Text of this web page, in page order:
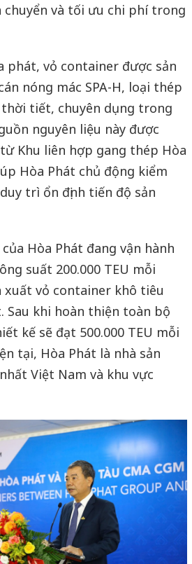
chuyển và tối ưu chi phí trong
phát, vỏ container được sản
nóng mác SPA-H, loại thép
thời tiết, chuyên dụng trong
nguyên liệu này được
Khu liên hợp gang thép Hòa
Hòa Phát chủ động kiểm
trì ổn định tiến độ sản
Hòa Phát đang vận hành
suất 200.000 TEU mỗi
vỏ container khô tiêu
Sau khi hoàn thiện toàn bộ
kế sẽ đạt 500.000 TEU mỗi
tại, Hòa Phát là nhà sản
Việt Nam và khu vực